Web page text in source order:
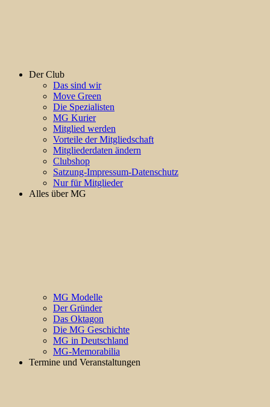
Der Club
Das sind wir
Move Green
Die Spezialisten
MG Kurier
Mitglied werden
Vorteile der Mitgliedschaft
Mitgliederdaten ändern
Clubshop
Satzung-Impressum-Datenschutz
Nur für Mitglieder
Alles über MG
MG Modelle
Der Gründer
Das Oktagon
Die MG Geschichte
MG in Deutschland
MG-Memorabilia
Termine und Veranstaltungen